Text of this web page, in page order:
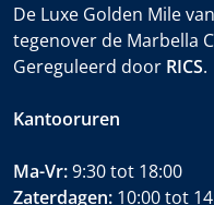
De Luxe Golden Mile
tegenover de Marbella
Gereguleerd door RICS.
Kantooruren
Ma-Vr:9:30 tot 18:00
Zaterdagen: 10:00 tot